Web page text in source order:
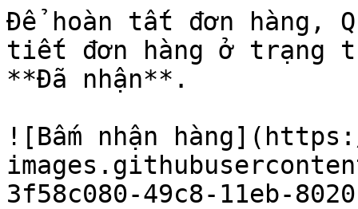
Để hoàn tất đơn hàng,
tiết đơn hàng ở trạng
**Đã nhận**.
![Bấm nhận
3f58c080-49c8-11eb-